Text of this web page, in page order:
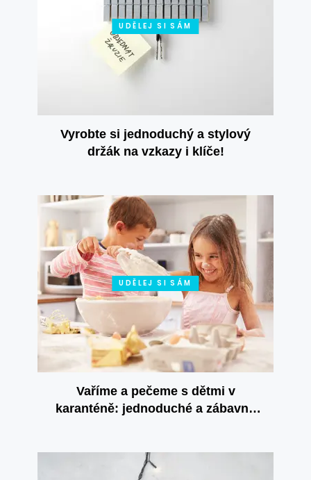
UDĚLEJ SI SÁM
Vyrobte si jednoduchý a stylový
držák na vzkazy i klíče!
UDĚLEJ SI SÁM
Vaříme a pečeme s dětmi v
karanténě: jednoduché a zábavné